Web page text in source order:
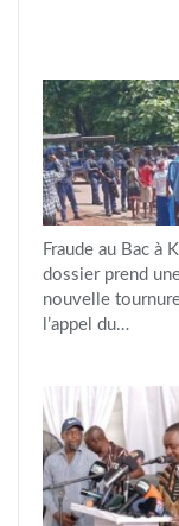
Fraude au Bac à
dossier prend
nouvelle
l’appel du…